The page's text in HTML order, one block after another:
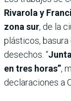
Rivarola y
zona sur, de la
plásticos,
desechos. “
en tres horas”,
declaraciones a